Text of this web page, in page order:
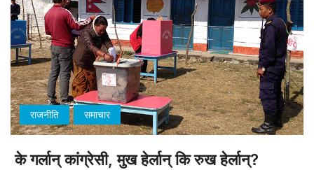
राजनीति समाचार
के गर्लान् कांग्रेसी, मुख हेर्लान् कि रुख हेर्लान्?